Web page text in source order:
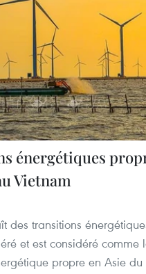
énergétiques
Vietnam
des transitions
et est considéré comme
propre en Asie du